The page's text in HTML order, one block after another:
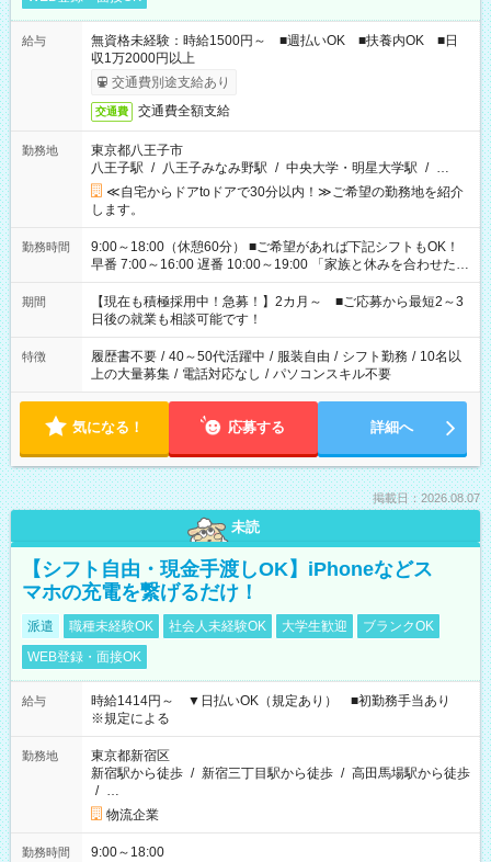
給与
無資格未経験：時給1500円～ ■週払いOK ■扶養内OK ■日
収1万2000円以上
交通費別途支給あり
交通費 交通費全額支給
勤務地
東京都八王子市
八王子駅 / 八王子みなみ野駅 / 中央大学・明星大学駅 / …
≪自宅からドアtoドアで30分以内！≫ご希望の勤務地を紹介
します。
勤務時間
9:00～18:00（休憩60分） ■ご希望があれば下記シフトもOK！
早番 7:00～16:00 遅番 10:00～19:00 「家族と休みを合わせた
い」 「余裕を持って夕飯の準備がしたい」 「できれば残業はし
たくない」 など、ご希望を教えてくださいね。 ※Wワーク希望
の方へ 今ご覧のお仕事で希望する勤務時間と、もう1つのお仕事
の勤務時間。 合計で週40時間を超える場合は応募できません。
期間
【現在も積極採用中！急募！】2カ月～ ■ご応募から最短2～3
日後の就業も相談可能です！
特徴 履歴書不要 / 40～50代活躍中 / 服装自由 / シフト勤務 / 10名以
上の大量募集 / 電話対応なし / パソコンスキル不要
気になる！ 応募する 詳細へ
掲載日：2026.08.07
未読
【シフト自由・現金手渡しOK】iPhoneなどス
マホの充電を繋げるだけ！
派遣 職種未経験OK 社会人未経験OK 大学生歓迎
ブランクOK
WEB登録・面接OK
給与
時給1414円～ ▼日払いOK（規定あり） ■初勤務手当あり
※規定による
勤務地
東京都新宿区
新宿駅から徒歩 / 新宿三丁目駅から徒歩 / 高田馬場駅から徒歩
/ …
物流企業
勤務時間 9:00～18:00